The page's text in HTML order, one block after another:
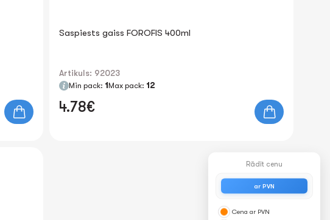
Saspiests gaiss FOROFIS 400ml
Artikuls: 92023
Min pack: 1Max pack: 12
4.78€
Rādīt cenu
ar PVN
Cena ar PVN